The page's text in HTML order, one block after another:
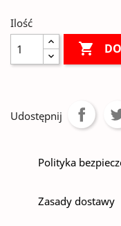
Ilość

Udostępnij
Polityka
Zasady dostawy